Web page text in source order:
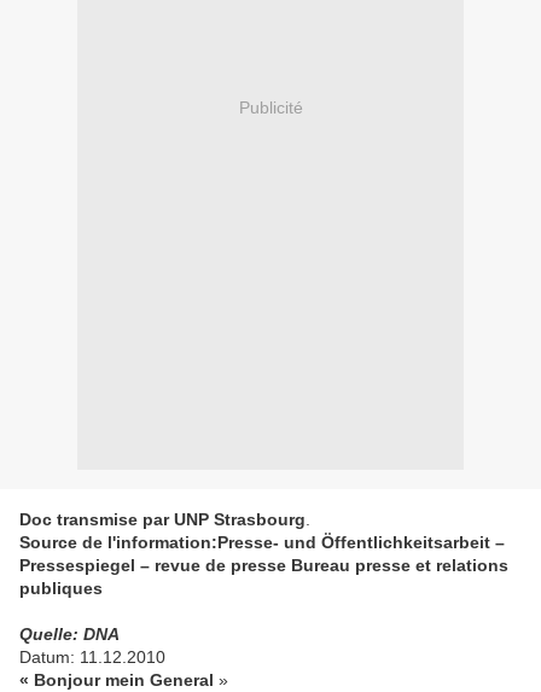
Publicité
Doc transmise par UNP Strasbourg
Source de l'information:Presse- und Öffentlichkeitsarbeit –
Pressespiegel – revue de presse Bureau presse et relations
publiques
Quelle: DNA
Datum: 11.12.2010
« Bonjour mein General »